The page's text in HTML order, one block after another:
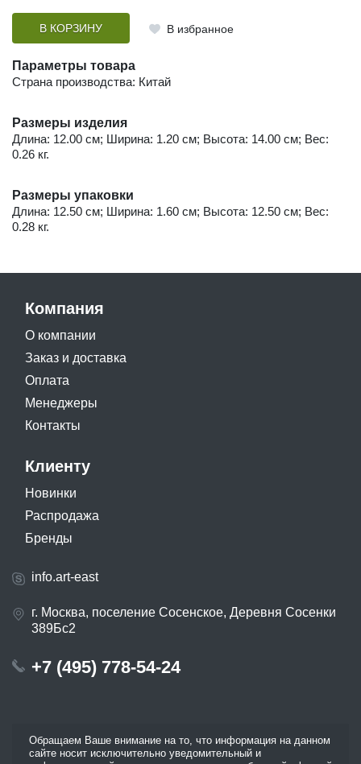
В КОРЗИНУ В избранное
Параметры товара
Страна производства: Китай
Размеры изделия
Длина: 12.00 см; Ширина: 1.20 см; Высота: 14.00 см; Вес:
0.26 кг.
Размеры упаковки
Длина: 12.50 см; Ширина: 1.60 см; Высота: 12.50 см; Вес:
0.28 кг.
Компания
О компании
Заказ и доставка
Оплата
Менеджеры
Контакты
Клиенту
Новинки
Распродажа
Бренды
info.art-east
г. Москва, поселение Сосенское, Деревня Сосенки
389Бс2
+7 (495) 778-54-24
Обращаем Ваше внимание на то, что информация на данном
сайте носит исключительно уведомительный и